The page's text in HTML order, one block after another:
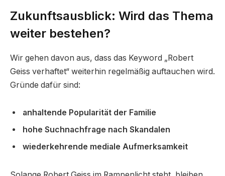
Zukunftsausblick: Wird das Thema
weiter bestehen?
Wir gehen davon aus, dass das Keyword „Robert
Geiss verhaftet“ weiterhin regelmäßig auftauchen wird.
Gründe dafür sind:
anhaltende Popularität der Familie
hohe Suchnachfrage nach Skandalen
wiederkehrende mediale Aufmerksamkeit